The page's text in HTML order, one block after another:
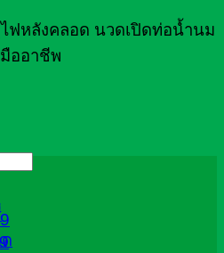
ฟหลังคลอด นวดเปิดท่อน้ำนม
ออาชีพ